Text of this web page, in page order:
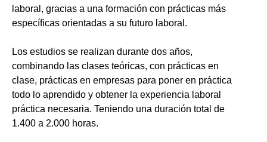
laboral, gracias a una formación con prácticas más
específicas orientadas a su futuro laboral.
Los estudios se realizan durante dos años,
combinando las clases teóricas, con prácticas en
clase, prácticas en empresas para poner en práctica
todo lo aprendido y obtener la experiencia laboral
práctica necesaria. Teniendo una duración total de
1.400 a 2.000 horas.